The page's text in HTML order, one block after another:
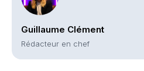
Guillaume Clément
Rédacteur en chef